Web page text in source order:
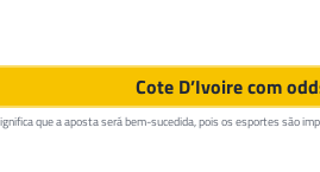
Cote D’Ivoire com
que a aposta será bem-sucedida, pois os esportes são